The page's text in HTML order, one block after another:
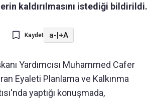
kaldırılmasını istediği bildirildi.
Kaydet a-|+A
Yardımcısı Muhammed Cafer
Eyaleti Planlama ve Kalkınma
yaptığı konuşmada,